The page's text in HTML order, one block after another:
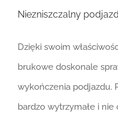
Niezniszczalny podjazd
Dzięki swoim
brukowe doskonale
wykończenia podjazdu.
bardzo wytrzymałe i nie